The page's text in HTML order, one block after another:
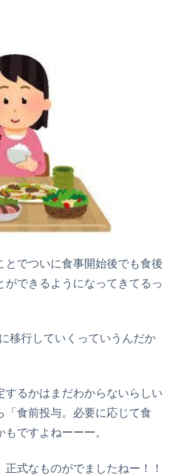
とでついに食事開始後でも食後
できるようになってきてるっ
移行していくっていうんだか
するかはまだわからないらしい
「食前投与。必要に応じて食
ですよねーーー。
式なものがでましたねー！！